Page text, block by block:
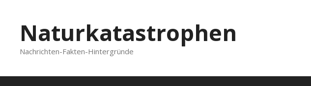
springenNaturkatastrophen
Nachrichten-Fakten-Hintergründe